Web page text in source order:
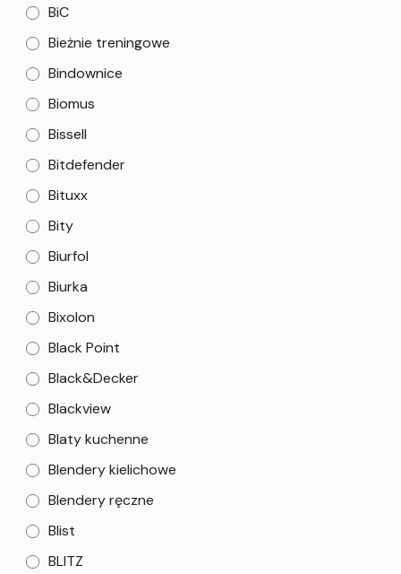
BiC
Bieżnie treningowe
Bindownice
Biomus
Bissell
Bitdefender
Bituxx
Bity
Biurfol
Biurka
Bixolon
Black Point
Black&Decker
Blackview
Blaty kuchenne
Blendery kielichowe
Blendery ręczne
Blist
BLITZ